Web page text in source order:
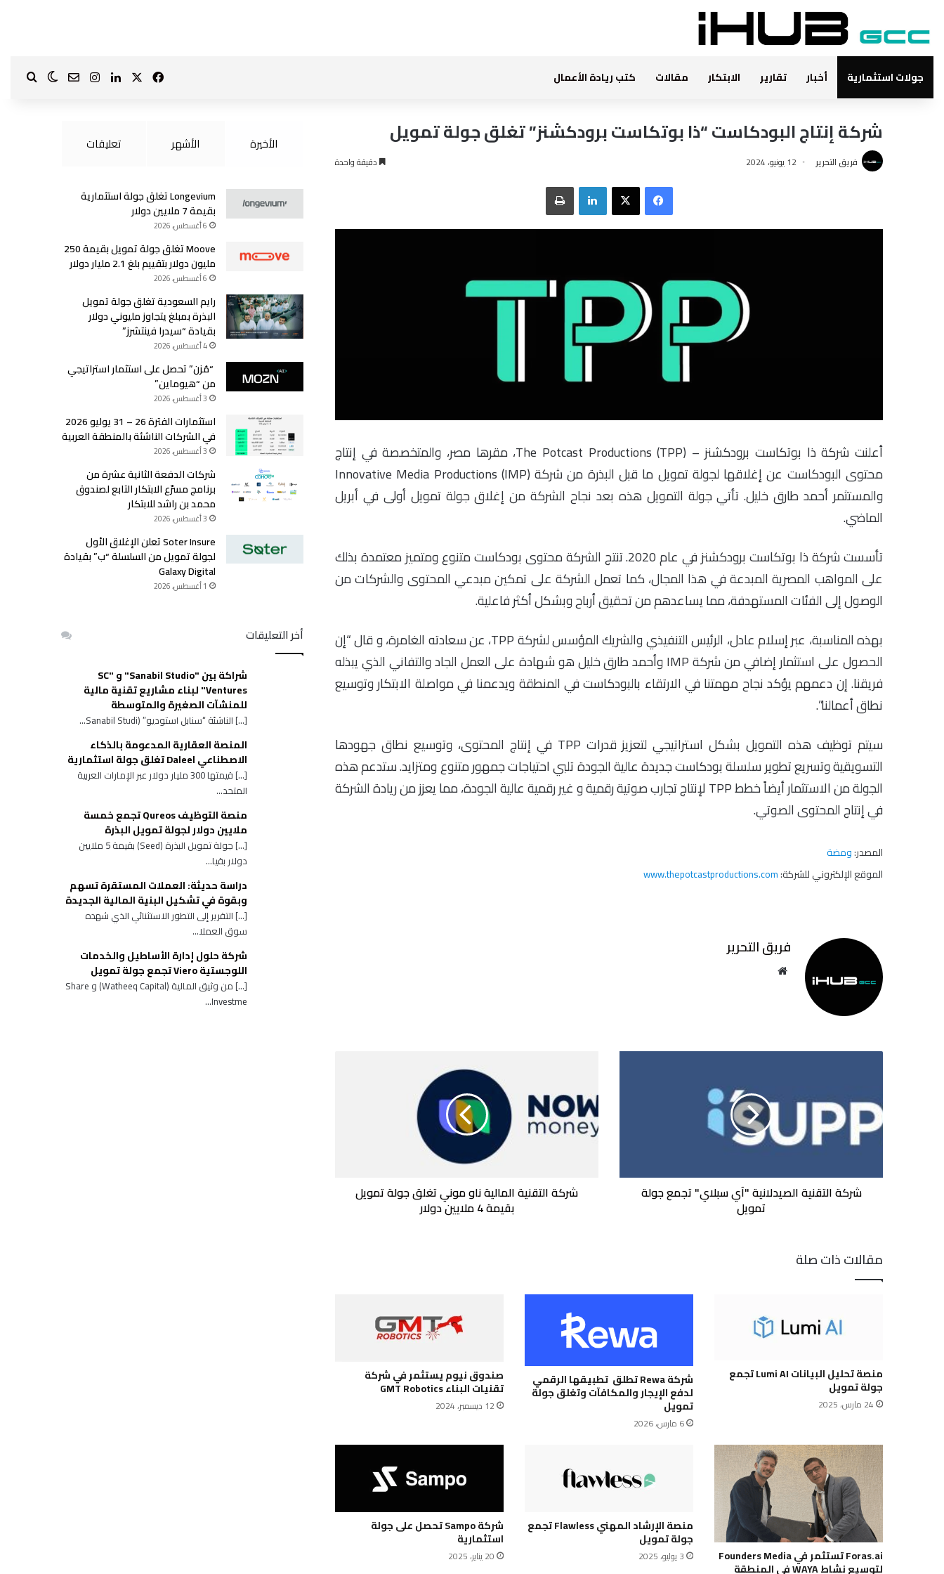
جولات استثمارية أخبار تقارير الابتكار مقالات كتب ريادة الأعمال فيسبوك لينكدإنانستقرامالوضعبحث
شركة إنتاج البودكاست “ذا بوتكاست برودكشنز” تغلق جولة تمويل
فريق التحرير 12 يونيو، 2024 دقيقة واحدة
فيسبوك‫X لينكدإن طباعة
أعلنت شركة ذا بوتكاست برودكشنز – (TPP) The Potcast Productions، مقرها مصر، والمتخصصة في إنتاج
محتوى البودكاست عن إغلاقها لجولة تمويل ما قبل البذرة من شركة Innovative Media Productions (IMP)
والمستثمر أحمد طارق خليل. تأتي جولة التمويل هذه بعد نجاح الشركة من إغلاق جولة تمويل أولى في أبريل
الماضي.
تأسست شركة ذا بوتكاست برودكشنز في عام 2020. تنتج الشركة محتوى بودكاست متنوع ومتميز معتمدة بذلك
على المواهب المصرية المبدعة في هذا المجال، كما تعمل الشركة على تمكين مبدعي المحتوى والشركات من
الوصول إلى الفئات المستهدفة، مما يساعدهم من تحقيق أرباح وبشكل أكثر فاعلية.
بهذه المناسبة، عبر إسلام عادل، الرئيس التنفيذي والشريك المؤسس لشركة TPP، عن سعادته الغامرة، و قال “إن
الحصول على استثمار إضافي من شركة IMP وأحمد طارق خليل هو شهادة على العمل الجاد والتفاني الذي يبذله
فريقنا. إن دعمهم يؤكد نجاح مهمتنا في الارتقاء بالبودكاست في المنطقة ويدعمنا في مواصلة الابتكار وتوسيع
نطاق أعمالنا”.
سيتم توظيف هذه التمويل بشكل استراتيجي لتعزيز قدرات TPP في إنتاج المحتوى، وتوسيع نطاق جهودها
التسويقية وتسريع تطوير سلسلة بودكاست جديدة عالية الجودة تلبي احتياجات جمهور متنوع ومتزايد. ستدعم هذه
الجولة من الاستثمار أيضاً خطط TPP لإنتاج تجارب صوتية رقمية و غير رقمية عالية الجودة، مما يعزز من ريادة الشركة
في إنتاج المحتوى الصوتي.
المصدر:ومضة
الموقع الإلكتروني للشركة:
فريق التحرير
شركة
"آي
سبلاي"
تجمع
شركة التقنية الصيدلانية "آي سبلاي" تجمع جولة
تمويل
ناو
موني
تغلق
4 ملايينشركة التقنية المالية ناو موني تغلق جولة تمويل
بقيمة 4 ملايين دولار
مقالات ذات صلة
منصة تحليل البيانات Lumi AI تجمع
جولة تمويل
24 مارس، 2025
شركة Rewa تطلق تطبيقها الرقمي
لدفع الإيجار والمكافآت وتغلق جولة
تمويل
6 مارس، 2026
صندوق نيوم يستثمر في شركة
تقنيات البناء GMT Robotics
12 ديسمبر، 2024
Foras.ai تستثمر في Founders Media
لتوسيع نشاط WAYA في المنطقة
منصة الإرشاد المهني Flawless تجمع
جولة تمويل
3 يوليو، 2025
شركة Sampo تحصل على جولة
استثمارية
20 يناير، 2025
الأخيرة الأشهر تعليقات
Longevium تغلق جولة استثمارية
بقيمة 7 ملايين دولار
6 أغسطس، 2026
Moove تغلق جولة تمويل بقيمة 250
مليون دولار بتقييم بلغ 2.1 مليار دولار
6 أغسطس، 2026
رايم السعودية تغلق جولة تمويل
البذرة بمبلغ يتجاوز مليوني دولار
بقيادة “سيدرا فينتشرز”
4 أغسطس، 2026
“مُزن” تحصل على استثمار استراتيجي
من “هيوماين”
3 أغسطس، 2026
استثمارات الفترة 26 – 31 يوليو 2026
في الشركات الناشئة بالمنطقة العربية
3 أغسطس، 2026
شركات الدفعة الثانية عشرة من
برنامج مسرّع الابتكار التابع لصندوق
محمد بن راشد للابتكار
3 أغسطس، 2026
Soter Insure تعلن الإغلاق الأول
لجولة تمويل من السلسلة “ب” بقيادة
Galaxy Digital
1 أغسطس، 2026
أخر التعليقات
شراكة بين "Sanabil Studio" و "SC
Ventures" لبناء مشاريع تقنية مالية
للمنشآت الصغيرة والمتوسطة
[…] الناشئة “سنابل استوديو” (Sanabil Studi...
المنصة العقارية المدعومة بالذكاء
الاصطناعي Daleel تغلق جولة استثمارية
[…] قيمتها 300 مليار دولار عبر الإمارات العربية
المتحد...
منصة التوظيف Qureos تجمع خمسة
ملايين دولار لجولة تمويل البذرة
[…] جولة تمويل البذرة (Seed) بقيمة 5 ملايين
دولار بقيا...
دراسة حديثة: العملات المستقرة تسهم
وبقوة في تشكيل البنية المالية الجديدة
[…] التقرير إلى التطور الاستثنائي الذي شهده
سوق العملا...
شركة حلول إدارة الأساطيل والخدمات
اللوجستية Viero تجمع جولة تمويل
[…] من وثيق المالية (Watheeq Capital) و Share
Investme...